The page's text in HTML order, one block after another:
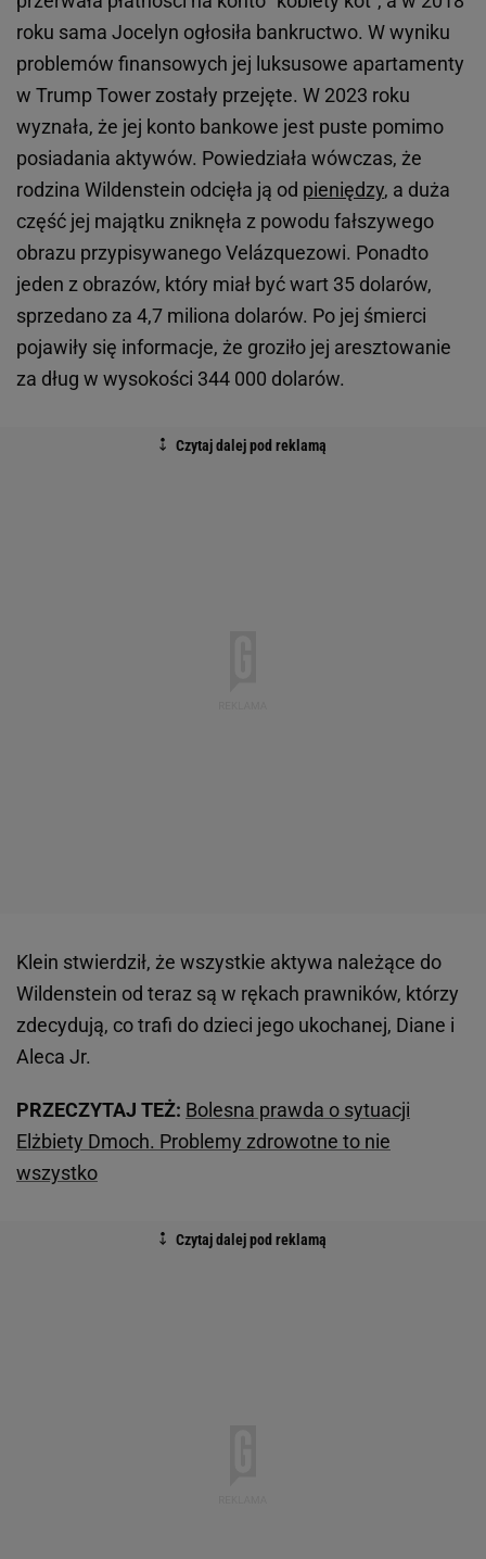
roku sama Jocelyn ogłosiła bankructwo. W wyniku
problemów finansowych jej luksusowe apartamenty
w Trump Tower zostały przejęte. W 2023 roku
wyznała, że jej konto bankowe jest puste pomimo
posiadania aktywów. Powiedziała wówczas, że
rodzina Wildenstein odcięła ją od pieniędzy, a duża
część jej majątku zniknęła z powodu fałszywego
obrazu przypisywanego Velázquezowi. Ponadto
jeden z obrazów, który miał być wart 35 dolarów,
sprzedano za 4,7 miliona dolarów. Po jej śmierci
pojawiły się informacje, że groziło jej aresztowanie
za dług w wysokości 344 000 dolarów.
Klein stwierdził, że wszystkie aktywa należące do
Wildenstein od teraz są w rękach prawników, którzy
zdecydują, co trafi do dzieci jego ukochanej, Diane i
Aleca Jr.
PRZECZYTAJ TEŻ: Bolesna prawda o sytuacji
Elżbiety Dmoch. Problemy zdrowotne to nie
wszystko